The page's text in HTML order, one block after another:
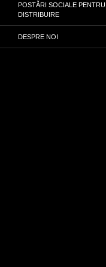
POSTĂRI SOCIALE PENTRU
DISTRIBUIRE
DESPRE NOI